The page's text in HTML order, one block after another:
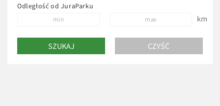
Odległość od JuraParku
km